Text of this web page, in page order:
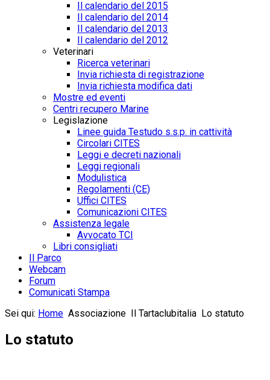
Il calendario del 2015
Il calendario del 2014
Il calendario del 2013
Il calendario del 2012
Veterinari
Ricerca veterinari
Invia richiesta di registrazione
Invia richiesta modifica dati
Mostre ed eventi
Centri recupero Marine
Legislazione
Linee guida Testudo s.s.p. in cattività
Circolari CITES
Leggi e decreti nazionali
Leggi regionali
Modulistica
Regolamenti (CE)
Uffici CITES
Comunicazioni CITES
Assistenza legale
Avvocato TCI
Libri consigliati
Il Parco
Webcam
Forum
Comunicati Stampa
Sei qui: Home Associazione Il Tartaclubitalia Lo statuto
Lo statuto